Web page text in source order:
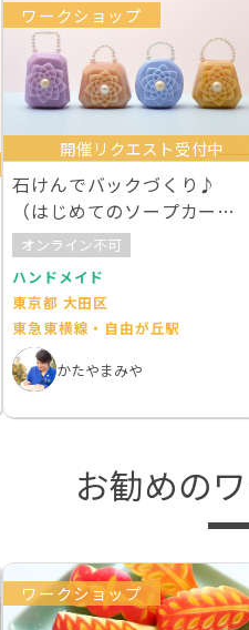
ワークショップ
開催リクエスト受付中
石けんでバックづくり♪
（はじめてのソープカービ
ング１）
オンライン不可
ハンドメイド
東京都 大田区
東急東横線・自由が丘駅
かたやまみや
お勧めの
ワークショップ